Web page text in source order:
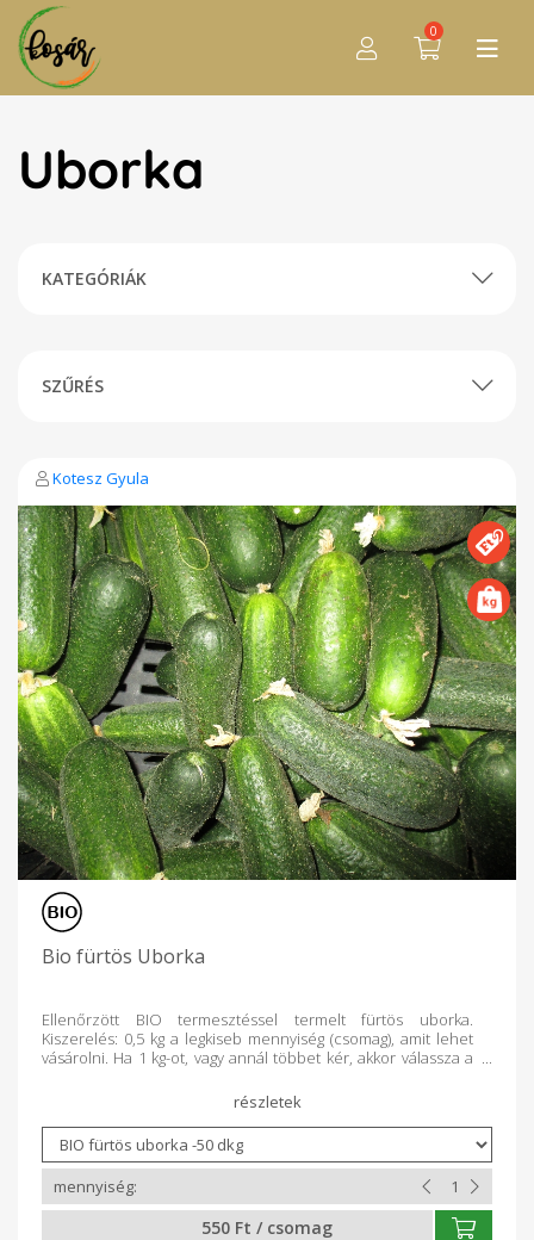
0
Uborka
KATEGÓRIÁK
SZŰRÉS
Kotesz Gyula
Bio fürtös Uborka
Ellenőrzött BIO termesztéssel termelt fürtös uborka.
Kiszerelés: 0,5 kg a legkiseb mennyiség (csomag), amit lehet
vásárolni. Ha 1 kg-ot, vagy annál többet kér, akkor válassza a
a mennyiségnél adja meg, hogy hányszor 1 kg-ot kér.
550 Ft / csomag